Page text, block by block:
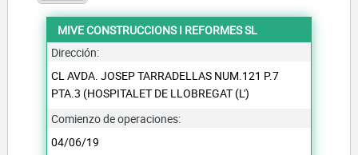
MIVE CONSTRUCCIONS I REFORMES SL
Dirección:
CL AVDA. JOSEP TARRADELLAS NUM.121 P.7
PTA.3 (HOSPITALET DE LLOBREGAT (L')
Comienzo de operaciones:
04/06/19